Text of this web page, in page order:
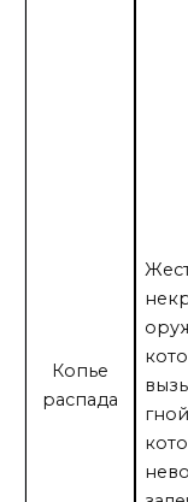
Копье
распада